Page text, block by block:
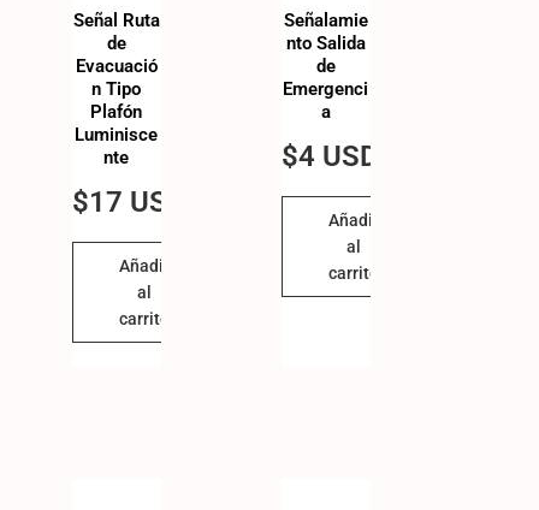
Señal Ruta
de
Evacuació
n Tipo
Plafón
Luminisce
nte
$17 USD
Añadir
al
carrito
Señalamie
nto Salida
de
Emergenci
a
$4 USD
Añadir
al
carrito